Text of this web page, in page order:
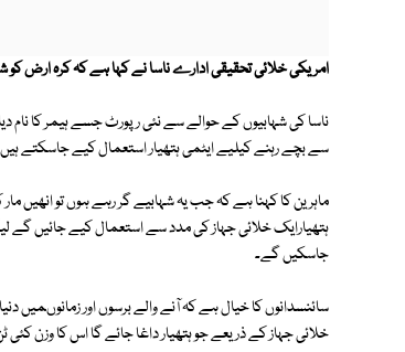
امریکی خلائی تحقیقی ادارے ناسا نے کہا ہے کہ کرہ ارض
ناسا کی شہابیوں کے حوالے سے نئی رپورٹ جسے ہیمر کا نام
سے بچے رہنے کیلیے ایٹمی ہتھیار استعمال کیے جاسکتے
ماہرین کا کہنا ہے کہ جب یہ شہابیے گر رہے ہوں تو انھیں
ہتھیارایک خلائی جہاز کی مدد سے استعمال کیے جائیں گے
جاسکیں گے۔
سائنسدانوں کا خیال ہے کہ آنے والے برسوں اور زمانوںمیں
خلائی جہاز کے ذریعے جو ہتھیار داغا جائے گا اس کا وزن کئی